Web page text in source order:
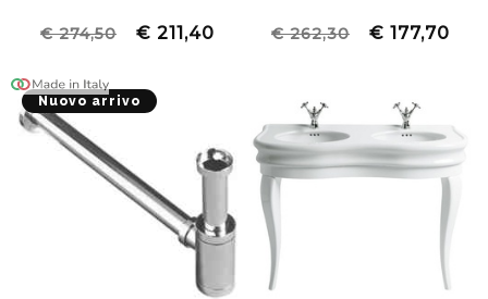
€ 274,50 € 211,40 € 262,30 € 177,70
Nuovo arrivo